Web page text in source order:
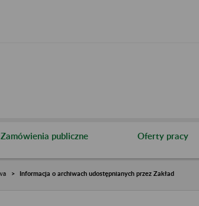
Zamówienia publiczne Oferty pracy
Informacja o archiwach udostępnianych przez Zakład